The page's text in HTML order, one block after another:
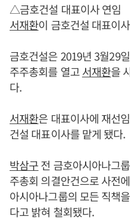
△금호건설 대표이사 연임
서재환이 금호건설 대표이
금호건설은 2019년 3월29
주주총회를 열고서재환을
다.
서재환은 대표이사에 재선
건설 대표이사를 맡게 됐다.
박삼구전 금호아시아나그
주총회 의결안건으로 사전
아시아나그룹의 모든 직책
다고 밝혀 철회됐다.